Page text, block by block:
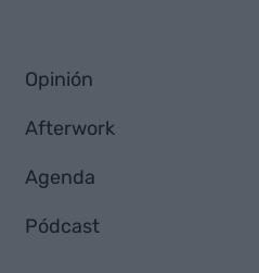
Opinión
Afterwork
Agenda
Pódcast